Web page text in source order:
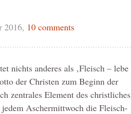
2016, 10 comments
nichts anderes als ‚Fleisch – lebe
der Christen zum Beginn der
zentrales Element des christliches
Aschermittwoch die Fleisch-